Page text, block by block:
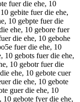
fuer die ehe, 10
gebite fuer die ehe,
10 gebpte fuer die
ehe, 10 gebore fuer
die ehe, 10 gebohe
fuer die ehe, 10
10 gebots fuer die ehe,
10 gebotr fuer die
ehe, 10 gebote cuer
die ehe, 10 gebote
guer die ehe, 10
10 gebote fyer die ehe,